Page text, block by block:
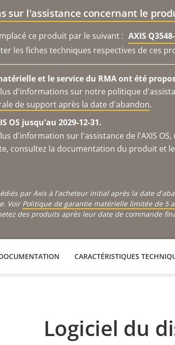
sur l'assistance concernant le
ce produit par le suivant : AXIS
les fiches techniques respectives de ces
et le service du RMA ont été
d'informations sur notre politique
de support après la date d'abandon.
OS jusqu'au 2029-12-31.
d'information sur l'assistance de l'AXIS OS,
consultez la documentation du produit et
par Axis à l'acheteur initial après la date
Voir Politique de garantie matérielle limitée de 5
des produits après leur date de commande
CARACTÉRISTIQUES
Logiciel du